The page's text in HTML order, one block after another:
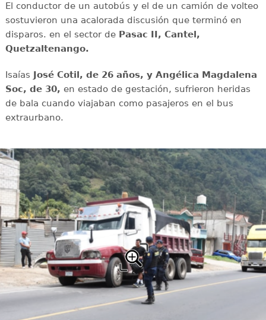
El conductor de un autobús y el de un camión de volteo
sostuvieron una acalorada discusión que terminó en
disparos. en el sector de Pasac II, Cantel,
Quetzaltenango.
Isaías José Cotil, de 26 años, y Angélica Magdalena
Soc, de 30, en estado de gestación, sufrieron heridas
de bala cuando viajaban como pasajeros en el bus
extraurbano.